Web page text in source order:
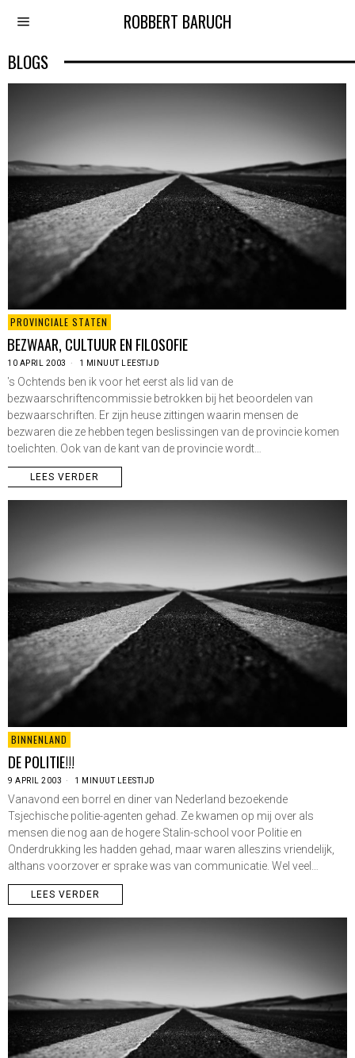
ROBBERT BARUCH
BLOGS
PROVINCIALE STATEN
BEZWAAR, CULTUUR EN FILOSOFIE
10 APRIL 2003 1 MINUUT LEESTIJD
’s Ochtends ben ik voor het eerst als lid van de
bezwaarschriftencommissie betrokken bij het beoordelen van
bezwaarschriften. Er zijn heuse zittingen waarin mensen de
bezwaren die ze hebben tegen beslissingen van de provincie komen
toelichten. Ook van de kant van de provincie wordt…
LEES VERDER
BINNENLAND
DE POLITIE!!!
9 APRIL 2003 1 MINUUT LEESTIJD
Vanavond een borrel en diner van Nederland bezoekende
Tsjechische politie-agenten gehad. Ze kwamen op mij over als
mensen die nog aan de hogere Stalin-school voor Politie en
Onderdrukking les hadden gehad, maar waren alleszins vriendelijk,
althans voorzover er sprake was van communicatie. Wel veel…
LEES VERDER